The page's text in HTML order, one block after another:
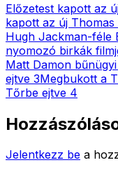
Előzetest kapott az
kapott az új
Hugh Jackman-féle
nyomozó birkák
Matt Damon
ejtve 3Megbukott a
Tőrbe ejtve 4
Jelentkezz be a